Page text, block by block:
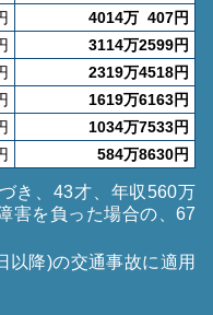
4014万 407円
3114万2599円
2319万4518円
1619万6163円
1034万7533円
584万8630円
害を負った場合の、67